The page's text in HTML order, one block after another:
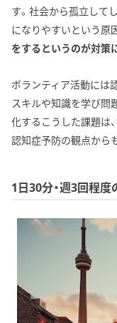
す。社会から孤立して
になりやすいという原
をするというのが対策
ボランティア活動には
スキルや知識を学び問
化するこうした課題は
認知症予防の観点から
1日30分・週3回程